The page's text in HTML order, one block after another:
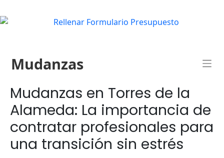
Mudanzas
Mudanzas en Torres de la
Alameda: La importancia de
contratar profesionales para
una transición sin estrés